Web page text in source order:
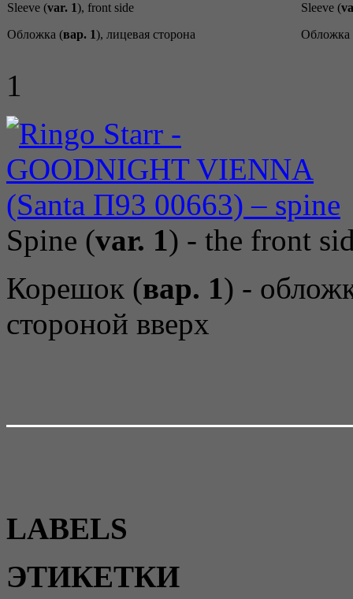
Sleeve (var. 1), front side
Обложка (вар. 1), лицевая сторона
Sleeve (
Обложка
1
Spine (var. 1) - the front
Корешок (вар. 1) -
стороной вверх
LABELS
ЭТИКЕТКИ